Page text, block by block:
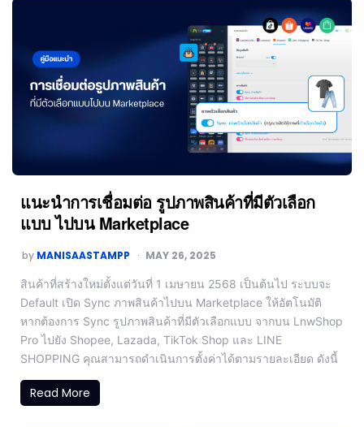
แนะนำการเชื่อมต่อ รูปภาพสินค้าที่มีตัวเลือก
แบบ ไปบน Marketplace
by MANISAASTAMPP MAY 26, 2025
สินค้าที่สร้างใหม่ตั้งแต่วันที่ 1 เมษายน 2568 เป็นต้นไป ระบบจะ
Default เปิด Sync ภาพสินค้าไปบน Marketplace ให้อัตโนมัติ
หากต้องการ Sync รูปภาพสินค้าที่มีตัวเลือกแบบ จากบน LnwShop
Pro ไปยัง Shopee, Lazada, TikTok Shop และ LINE
SHOPPING คุณสามารถดำเนินการตั้งค่าได้ตามรายละเอียด ดังนี้
Read More